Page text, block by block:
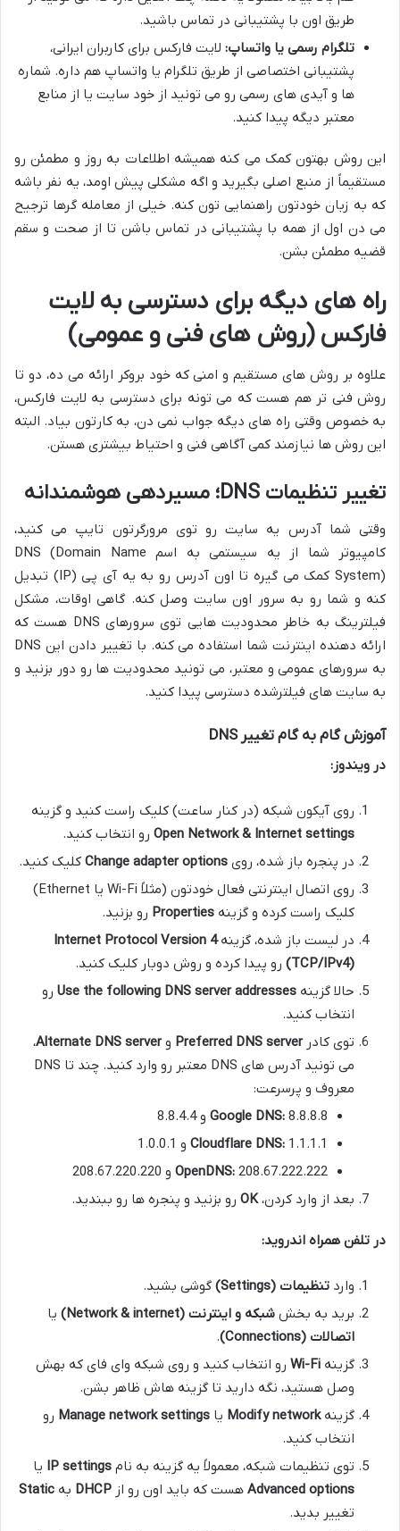
طریق اون با پشتیبانی در تماس باشید.
تلگرام رسمی یا واتساپ: لایت فارکس برای کاربران ایرانی،
پشتیبانی اختصاصی از طریق تلگرام یا واتساپ هم داره. شماره
ها و آیدی های رسمی رو می تونید از خود سایت یا از منابع
معتبر دیگه پیدا کنید.
این روش بهتون کمک می کنه همیشه اطلاعات به روز و مطمئن رو
مستقیماً از منبع اصلی بگیرید و اگه مشکلی پیش اومد، یه نفر باشه
که به زبان خودتون راهنمایی تون کنه. خیلی از معامله گرها ترجیح
می دن اول از همه با پشتیبانی در تماس باشن تا از صحت و سقم
قضیه مطمئن بشن.
راه های دیگه برای دسترسی به لایت
فارکس (روش های فنی و عمومی)
علاوه بر روش های مستقیم و امنی که خود بروکر ارائه می ده، دو تا
روش فنی تر هم هست که می تونه برای دسترسی به لایت فارکس،
به خصوص وقتی راه های دیگه جواب نمی دن، به کارتون بیاد. البته
این روش ها نیازمند کمی آگاهی فنی و احتیاط بیشتری هستن.
تغییر تنظیمات DNS؛ مسیردهی هوشمندانه
وقتی شما آدرس یه سایت رو توی مرورگرتون تایپ می کنید،
کامپیوتر شما از یه سیستمی به اسم DNS (Domain Name
System) کمک می گیره تا اون آدرس رو به یه آی پی (IP) تبدیل
کنه و شما رو به سرور اون سایت وصل کنه. گاهی اوقات، مشکل
فیلترینگ به خاطر محدودیت هایی توی سرورهای DNS هست که
ارائه دهنده اینترنت شما استفاده می کنه. با تغییر دادن این DNS
به سرورهای عمومی و معتبر، می تونید محدودیت ها رو دور بزنید و
به سایت های فیلترشده دسترسی پیدا کنید.
آموزش گام به گام تغییر DNS
در ویندوز:
روی آیکون شبکه (در کنار ساعت) کلیک راست کنید و گزینه
Open Network & Internet settings رو انتخاب کنید.
در پنجره باز شده، روی Change adapter options کلیک کنید.
روی اتصال اینترنتی فعال خودتون (مثلاً Wi-Fi یا Ethernet)
کلیک راست کرده و گزینه Properties رو بزنید.
در لیست باز شده، گزینهInternet Protocol Version 4
(TCP/IPv4) رو پیدا کرده و روش دوبار کلیک کنید.
حالا گزینه Use the following DNS server addresses رو
انتخاب کنید.
توی کادرPreferred DNS server وAlternate DNS server،
می تونید آدرس های DNS معتبر رو وارد کنید. چند تا DNS
معروف و پرسرعت:
Google DNS: 8.8.8.8 و 8.8.4.4
Cloudflare DNS: 1.1.1.1 و 1.0.0.1
OpenDNS: 208.67.222.222 و 208.67.220.220
بعد از وارد کردن،OK رو بزنید و پنجره ها رو ببندید.
در تلفن همراه اندروید:
وارد تنظیمات (Settings)
گوشی بشید.
برید به بخش شبکه و اینترنت (Network & internet)
یا
اتصالات (Connections)
.
گزینه Wi-Fi رو انتخاب کنید و روی شبکه وای فای که بهش
وصل هستید، نگه دارید تا گزینه هاش ظاهر بشن.
گزینهModify network یا Manage network settings رو
انتخاب کنید.
توی تنظیمات شبکه، معمولاً یه گزینه به نام IP settings یا
Advanced options هست که باید اون رو از DHCP به Static
تغییر بدید.